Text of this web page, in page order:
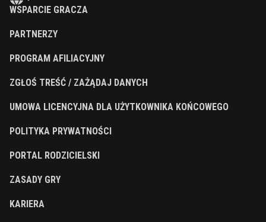
WSPARCIE GRACZA
PARTNERZY
PROGRAM AFILIACYJNY
ZGŁOŚ TREŚĆ / ZAŻĄDAJ DANYCH
UMOWA LICENCYJNA DLA UŻYTKOWNIKA KOŃCOWEGO
POLITYKA PRYWATNOŚCI
PORTAL RODZICIELSKI
ZASADY GRY
KARIERA